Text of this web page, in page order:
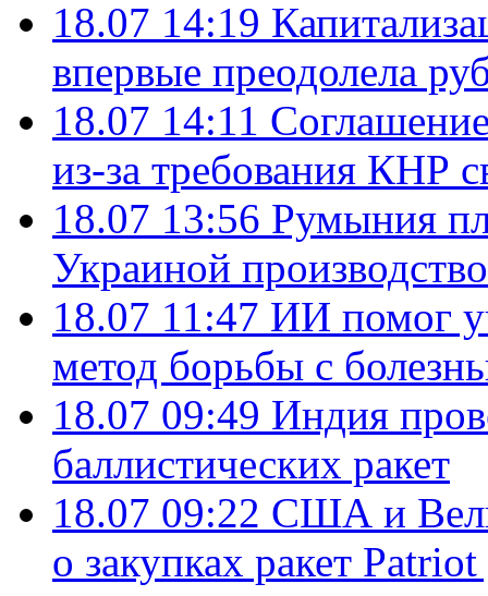
18.07 14:19
впервые преодолела
18.07 14:11
из-за требования КНР
18.07 13:56 Румыния
Украиной
18.07 11:47 ИИ помог
метод борьбы с
18.07 09:49 Индия
баллистических ракет
18.07 09:22 США и
о закупках ракет